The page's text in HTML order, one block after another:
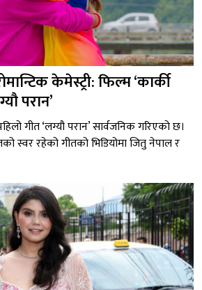
केमेस्ट्री: फिल्म ‘कार्की
परान’
गीत ‘लग्यौ परान’ सार्वजनिक गरिएको छ।
स्वर रहेको गीतको भिडियोमा जितु नेपाल र